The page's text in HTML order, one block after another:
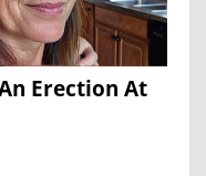
Erection At